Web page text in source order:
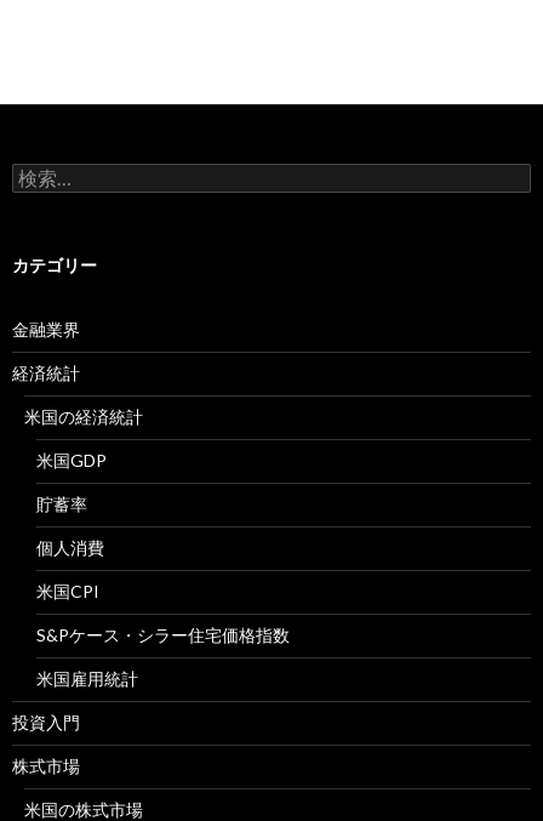
検
索:
カテゴリー
金融業界
経済統計
米国の経済統計
米国GDP
貯蓄率
個人消費
米国CPI
S&Pケース・シラー住宅価格指数
米国雇用統計
投資入門
株式市場
米国の株式市場